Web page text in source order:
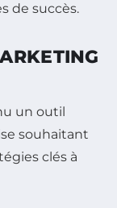
de succès.
un outil
souhaitant
clés à